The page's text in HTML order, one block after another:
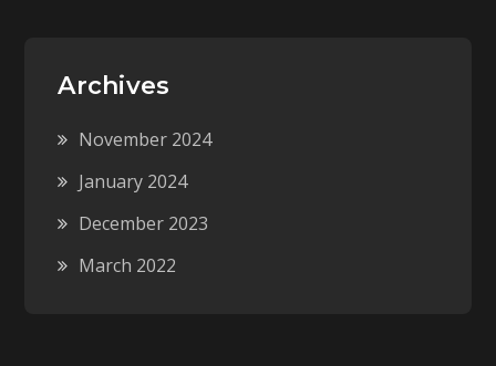
Archives
November 2024
January 2024
December 2023
March 2022